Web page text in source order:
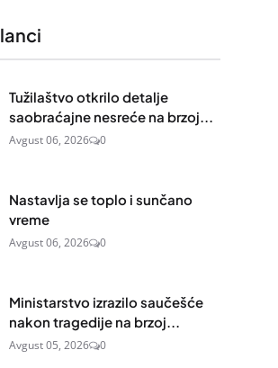
Tužilaštvo otkrilo detalje
saobraćajne nesreće na brzoj...
Avgust 06, 2026 0
Nastavlja se toplo i sunčano
vreme
Avgust 06, 2026 0
Ministarstvo izrazilo saučešće
nakon tragedije na brzoj...
Avgust 05, 2026 0